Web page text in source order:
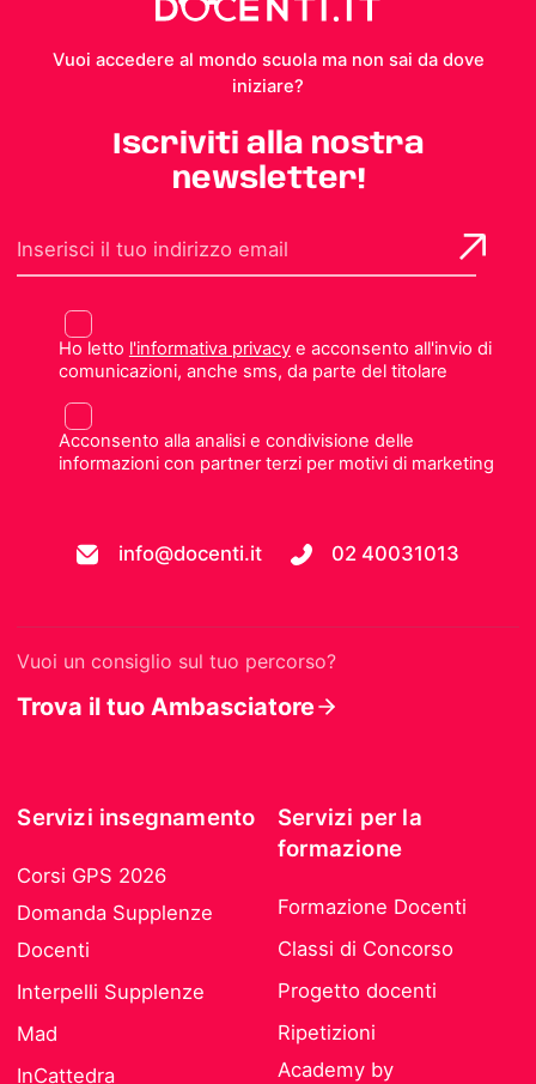
Vuoi accedere al mondo scuola ma non sai da dove
iniziare?
Iscriviti alla nostra
newsletter!
Ho letto l'informativa privacye acconsento all'invio di
comunicazioni, anche sms, da parte del titolare
Acconsento alla analisi e condivisione delle
informazioni con partner terzi per motivi di marketing
info@docenti.it 02 40031013
Vuoi un consiglio sul tuo percorso?
Trova il tuo Ambasciatore
Servizi insegnamento
Corsi GPS 2026
Domanda Supplenze
Docenti
Interpelli Supplenze
Mad
InCattedra
Servizi per la
formazione
Formazione Docenti
Classi di Concorso
Progetto docenti
Ripetizioni
Academy by